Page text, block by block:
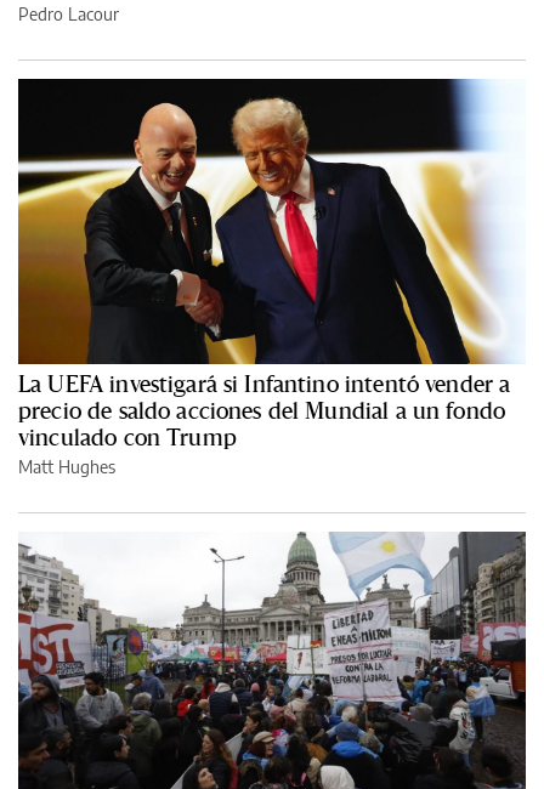
Pedro Lacour
La UEFA investigará si Infantino intentó vender a
precio de saldo acciones del Mundial a un fondo
vinculado con Trump
Matt Hughes